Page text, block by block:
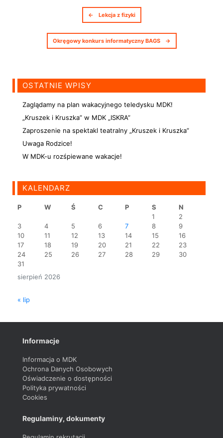
Nawigacja postów
← Lekcja z fizyki
Okręgowy konkurs informatyczny BAGS →
OSTATNIE WPISY
Zaglądamy na plan wakacyjnego teledysku MDK!
„Kruszek i Kruszka” w MDK „ISKRA”
Zaproszenie na spektakl teatralny „Kruszek i Kruszka”
Uwaga Rodzice!
W MDK-u rozśpiewane wakacje!
KALENDARZ
sierpień 2026
P W Ś C P S
N
1
2
3
4 5 6 7 8
9
10
11 12 13 14 15
16
17
18 19 20 21 22
23
24
25 26 27 28 29
30
31
« lip
Informacje
Informacja o MDK
Ochrona Danych Osobowych
Oświadczenie o dostępności
Polityka prywatności
Cookies
Regulaminy, dokumenty